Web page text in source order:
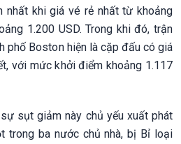
nhất khi giá vé rẻ nhất từ khoảng
1.200 USD. Trong khi đó, trận
phố Boston hiện là cặp đấu có giá
với mức khởi điểm khoảng 1.117
sụt giảm này chủ yếu xuất phát
trong ba nước chủ nhà, bị Bỉ loại